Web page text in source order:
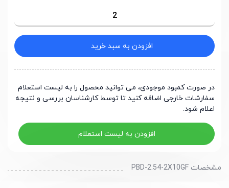
افزودن به سبد خرید
در صورت کمبود موجودی، می توانید محصول را به لیست استعلام
سفارشات خارجی اضافه کنید تا توسط کارشناسان بررسی و نتیجه
اعلام شود.
افزودن به لیست استعلام
مشخصات PBD-2.54-2X10GF